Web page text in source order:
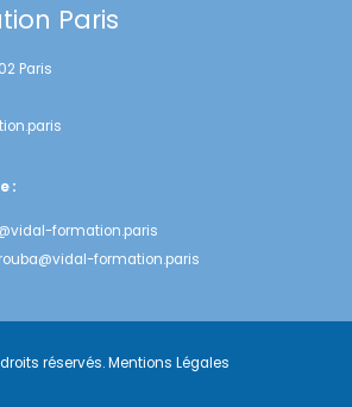
Paris
Paris
:
formation.paris
formation.paris
réservés.Mentions Légales